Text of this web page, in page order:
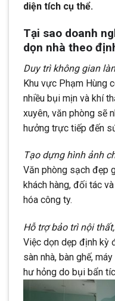
diện tích cụ thể.
Tại sao doanh
dọn nhà theo
Duy trì không gian
Khu vực Phạm Hùng
nhiều bụi mịn và khí
xuyên, văn phòng sẽ
hưởng trực tiếp đến
Tạo dựng hình ảnh
Văn phòng sạch đẹp
khách hàng, đối tác
hóa công ty.
Hỗ trợ bảo trì nội
Việc dọn dẹp định kỳ
sàn nhà, bàn ghế,
hư hỏng do bụi bẩn